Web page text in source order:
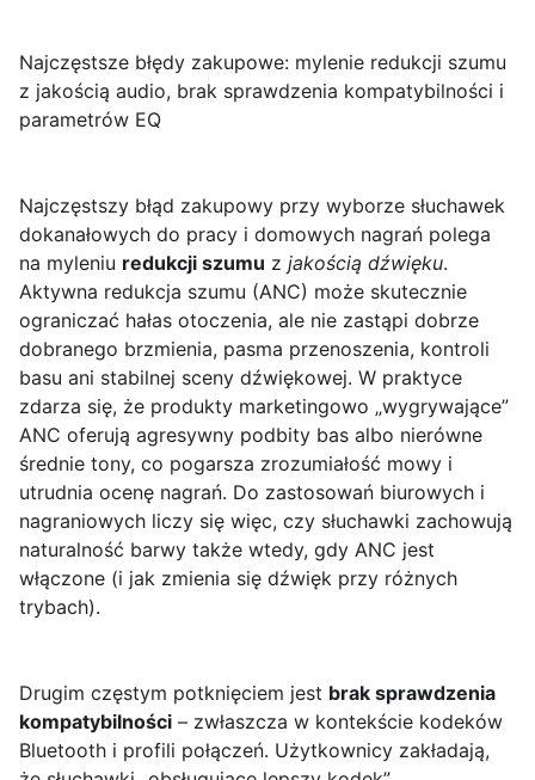
Najczęstsze błędy zakupowe: mylenie redukcji szumu
z jakością audio, brak sprawdzenia kompatybilności i
parametrów EQ
Najczęstszy błąd zakupowy przy wyborze słuchawek
dokanałowych do pracy i domowych nagrań polega
na myleniu redukcji szumu z jakością dźwięku.
Aktywna redukcja szumu (ANC) może skutecznie
ograniczać hałas otoczenia, ale nie zastąpi dobrze
dobranego brzmienia, pasma przenoszenia, kontroli
basu ani stabilnej sceny dźwiękowej. W praktyce
zdarza się, że produkty marketingowo „wygrywające”
ANC oferują agresywny podbity bas albo nierówne
średnie tony, co pogarsza zrozumiałość mowy i
utrudnia ocenę nagrań. Do zastosowań biurowych i
nagraniowych liczy się więc, czy słuchawki zachowują
naturalność barwy także wtedy, gdy ANC jest
włączone (i jak zmienia się dźwięk przy różnych
trybach).
Drugim częstym potknięciem jest brak sprawdzenia
kompatybilności – zwłaszcza w kontekście kodeków
Bluetooth i profili połączeń. Użytkownicy zakładają,